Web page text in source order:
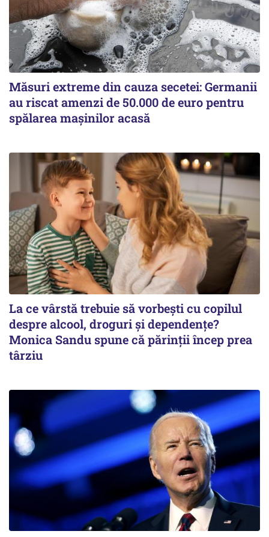
Măsuri extreme din cauza secetei: Germanii
au riscat amenzi de 50.000 de euro pentru
spălarea mașinilor acasă
La ce vârstă trebuie să vorbești cu copilul
despre alcool, droguri și dependențe?
Monica Sandu spune că părinții încep prea
târziu